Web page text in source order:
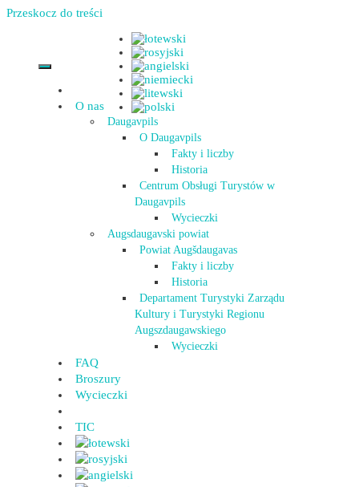
Przeskocz do treści
O nas
Daugavpils
O Daugavpils
Fakty i liczby
Historia
Centrum Obsługi Turystów w
Daugavpils
Wycieczki
Augsdaugavski powiat
Powiat Augšdaugavas
Fakty i liczby
Historia
Departament Turystyki Zarządu
Kultury i Turystyki Regionu
Augszdaugawskiego
Wycieczki
FAQ
Broszury
Wycieczki
TIC